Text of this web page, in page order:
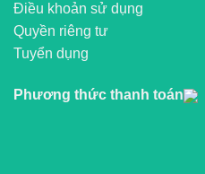
Điều khoản sử dụng
Quyền riêng tư
Tuyển dụng
Phương thức thanh toán